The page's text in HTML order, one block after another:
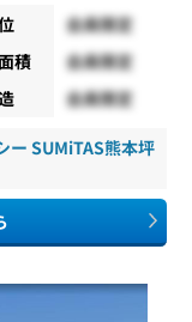
会員限定
積
会員限定
会員限定
ー SUMiTAS熊本坪